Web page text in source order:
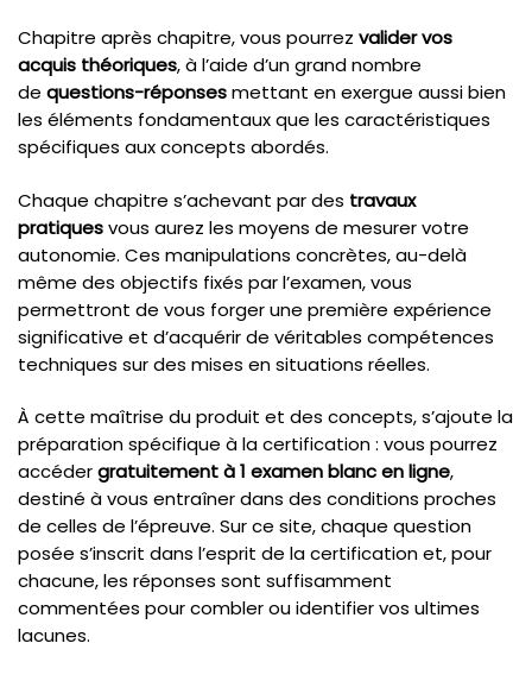
Chapitre après chapitre, vous pourrez valider vos
acquis théoriques, à l’aide d’un grand nombre
de questions-réponsesmettant en exergue aussi bien
les éléments fondamentaux que les caractéristiques
spécifiques aux concepts abordés.
Chaque chapitre s’achevant par des travaux
pratiquesvous aurez les moyens de mesurer votre
autonomie. Ces manipulations concrètes, au-delà
même des objectifs fixés par l’examen, vous
permettront de vous forger une première expérience
significative et d’acquérir de véritables compétences
techniques sur des mises en situations réelles.
À cette maîtrise du produit et des concepts, s’ajoute la
préparation spécifique à la certification : vous pourrez
accédergratuitement à 1 examen blanc en ligne,
destiné à vous entraîner dans des conditions proches
de celles de l’épreuve. Sur ce site, chaque question
posée s’inscrit dans l’esprit de la certification et, pour
chacune, les réponses sont suffisamment
commentées pour combler ou identifier vos ultimes
lacunes.